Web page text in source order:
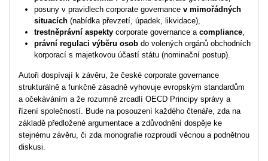
posuny v pravidlech corporate governancev mimořádných
situacích (nabídka převzetí, úpadek, likvidace),
trestněprávní aspektycorporate governance a compliance
právní regulaci výběru osob do volených orgánů obchodních
korporací s majetkovou účastí státu (nominační postup).
Autoři dospívají k závěru, že české corporate governance
strukturálně a funkčně zásadně vyhovuje evropským standardům
a očekáváním a že rozumně zrcadlí OECD Principy správy a
řízení společností. Bude na posouzení každého čtenáře, zda na
základě předložené argumentace a zdůvodnění dospěje ke
stejnému závěru, či zda monografie rozproudí věcnou a podnětnou
diskusi.